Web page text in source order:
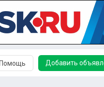
Добавить